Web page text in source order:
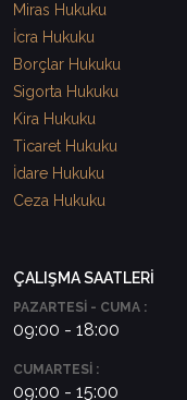
Miras Hukuku
İcra Hukuku
Borçlar Hukuku
Sigorta Hukuku
Kira Hukuku
Ticaret Hukuku
İdare Hukuku
Ceza Hukuku
ÇALIŞMA SAATLERİ
PAZARTESİ - CUMA :
09:00 - 18:00
CUMARTESİ :
09:00 - 15:00